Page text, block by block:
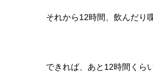
それから12時間、飲んだり
できれば、あと12時間くら